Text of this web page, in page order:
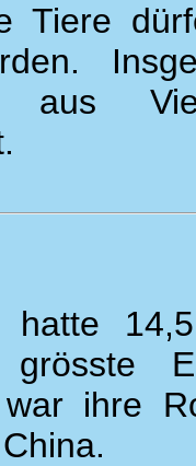
Tiere
aus
hatte
war ihre